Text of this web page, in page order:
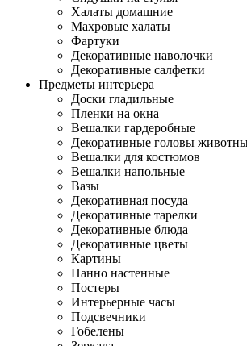
Халаты домашние
Махровые халаты
Фартуки
Декоративные наволочки
Декоративные салфетки
Предметы интерьера
Доски гладильные
Пленки на окна
Вешалки гардеробные
Декоративные головы
Вешалки для костюмов
Вешалки напольные
Вазы
Декоративная посуда
Декоративные тарелки
Декоративные блюда
Декоративные цветы
Картины
Панно настенные
Постеры
Интерьерные часы
Подсвечники
Гобелены